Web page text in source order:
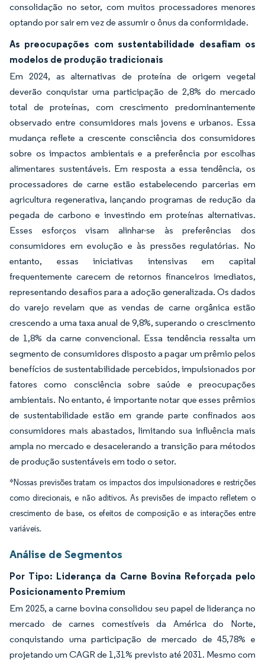
consolidação no setor, com muitos processadores menores
optando por sair em vez de assumir o ônus da conformidade.
As preocupações com sustentabilidade desafiam os
modelos de produção tradicionais
Em 2024, as alternativas de proteína de origem vegetal
deverão conquistar uma participação de 2,8% do mercado
total de proteínas, com crescimento predominantemente
observado entre consumidores mais jovens e urbanos. Essa
mudança reflete a crescente consciência dos consumidores
sobre os impactos ambientais e a preferência por escolhas
alimentares sustentáveis. Em resposta a essa tendência, os
processadores de carne estão estabelecendo parcerias em
agricultura regenerativa, lançando programas de redução da
pegada de carbono e investindo em proteínas alternativas.
Esses esforços visam alinhar-se às preferências dos
consumidores em evolução e às pressões regulatórias. No
entanto, essas iniciativas intensivas em capital
frequentemente carecem de retornos financeiros imediatos,
representando desafios para a adoção generalizada. Os dados
do varejo revelam que as vendas de carne orgânica estão
crescendo a uma taxa anual de 9,8%, superando o crescimento
de 1,8% da carne convencional. Essa tendência ressalta um
segmento de consumidores disposto a pagar um prêmio pelos
benefícios de sustentabilidade percebidos, impulsionados por
fatores como consciência sobre saúde e preocupações
ambientais. No entanto, é importante notar que esses prêmios
de sustentabilidade estão em grande parte confinados aos
consumidores mais abastados, limitando sua influência mais
ampla no mercado e desacelerando a transição para métodos
de produção sustentáveis em todo o setor.
*Nossas previsões tratam os impactos dos impulsionadores e restrições
como direcionais, e não aditivos. As previsões de impacto refletem o
crescimento de base, os efeitos de composição e as interações entre
variáveis.
Análise de Segmentos
Por Tipo: Liderança da Carne Bovina Reforçada pelo
Posicionamento Premium
Em 2025, a carne bovina consolidou seu papel de liderança no
mercado de carnes comestíveis da América do Norte,
conquistando uma participação de mercado de 45,78% e
projetando um CAGR de 1,31% previsto até 2031. Mesmo com